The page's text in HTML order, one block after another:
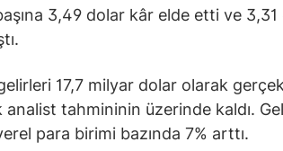
3,49 dolar kâr elde etti ve 3,31
17,7 milyar dolar olarak
analist tahmininin üzerinde kaldı.
para birimi bazında 7% arttı.